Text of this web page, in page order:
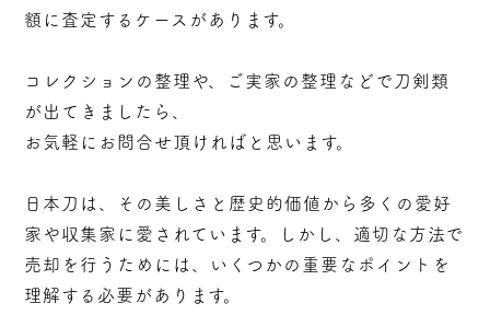
額に査定するケースがあります。
コレクションの整理や、ご実家の整理などで刀剣類
が出てきましたら、
お気軽にお問合せ頂ければと思います。
日本刀は、その美しさと歴史的価値から多くの愛好
家や収集家に愛されています。しかし、適切な方法で
売却を行うためには、いくつかの重要なポイントを
理解する必要があります。